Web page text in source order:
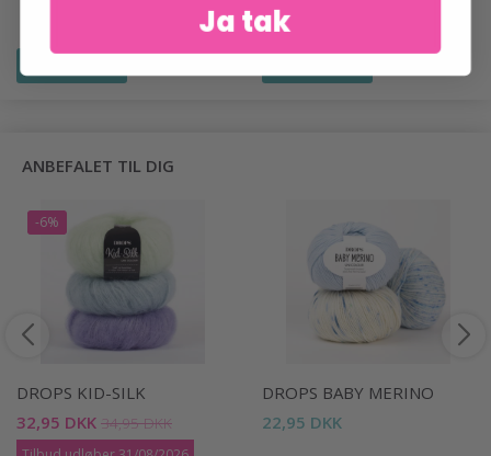
ANBEFALET TIL DIG
-6%
DROPS KID-SILK
32,95 DKK 34,95 DKK
DROPS BABY MERINO
22,95 DKK
Ja tak